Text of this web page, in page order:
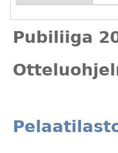
Pubiliiga